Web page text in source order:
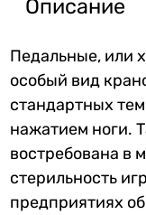
Описание
Педальные, или
особый вид
стандартных
нажатием ноги.
востребована в
стерильность
предприятиях